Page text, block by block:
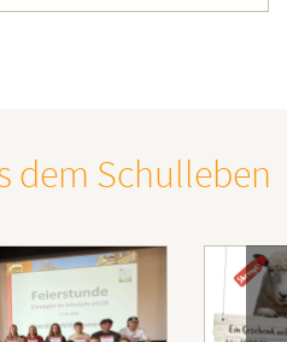
dem Schulleben